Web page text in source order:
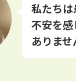
私たち
不安を感
ありませ